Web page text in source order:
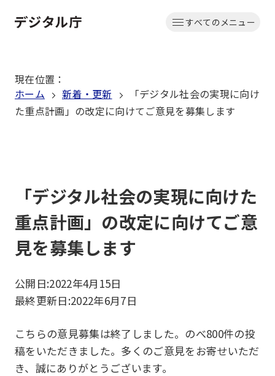
文
動
すべてのメニュー
現在位置 ：
ホーム
新着・更新
「デジタル社会の実現に向け
た重点計画」の改定に向けてご意見を募集します
「デジタル社会の実現に向けた
重点計画」の改定に向けてご意
見を募集します
公開日:2022年4月15日
最終更新日:2022年6月7日
こちらの意見募集は終了しました。のべ800件の投
稿をいただきました。多くのご意見をお寄せいただ
き、誠にありがとうございます。